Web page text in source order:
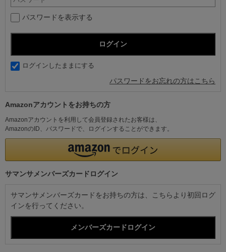
パスワードを表示する
ログインしたままにする
パスワードをお忘れの方はこちら
Amazonアカウントをお持ちの方
Amazonアカウントを利用して会員登録されたお客様は、
AmazonのID、パスワードで、ログインすることができます。
サマンサメンバーズカードログイン
サマンサメンバーズカードをお持ちの方は、こちらより初回ログ
インを行ってください。